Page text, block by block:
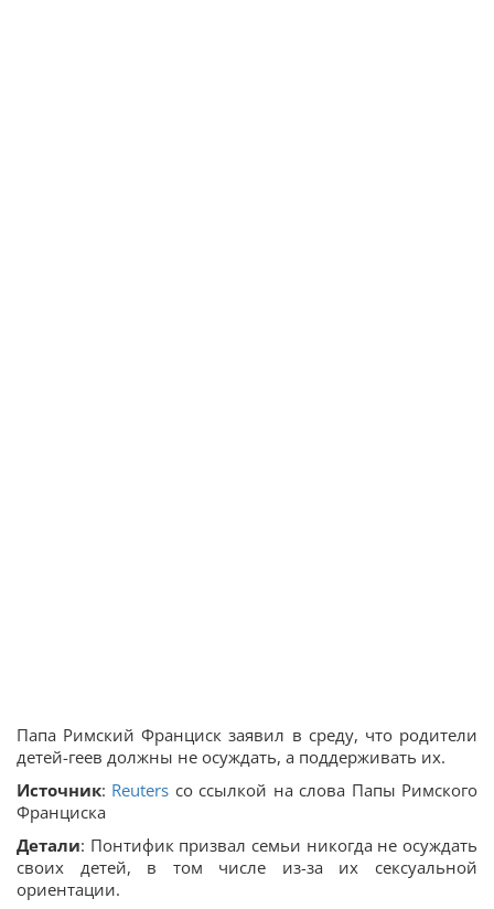
Папа Римский Франциск заявил в среду, что родители
детей-геев должны не осуждать, а поддерживать их.
Источник: Reuters со ссылкой на слова Папы Римского
Франциска
Детали: Понтифик призвал семьи никогда не осуждать
своих детей, в том числе из-за их сексуальной
ориентации.